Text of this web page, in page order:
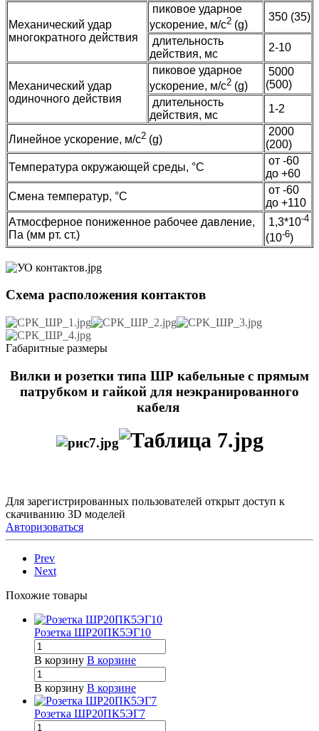
Механический удар
многократного действия
пиковое ударное
ускорение, м/с2 (g)
350 (35)
длительность
действия, мс
2-10
Механический удар
одиночного действия
пиковое ударное
ускорение, м/с2 (g)
5000
(500)
длительность
действия, мс
1-2
Линейное ускорение, м/с2 (g)
2000
(200)
Температура окружающей среды, °C
от -60
до +60
Смена температур, °C
от -60
до +110
Атмосферное пониженное рабочее давление,
Па (мм рт. ст.)
1,3*10-4
(10-6)
Схема расположения контактов
Габаритные размеры
Вилки и розетки типа ШР кабельные с прямым
патрубком и гайкой для неэкранированного
кабеля
Для зарегистрированных пользователей открыт доступ к
скачиванию 3D моделей
Авторизоваться
Prev
Next
Похожие товары
Розетка ШР20ПК5ЭГ10
В корзину В корзине
В корзину В корзине
Розетка ШР20ПК5ЭГ7